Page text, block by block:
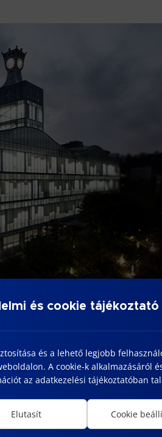
and
Other Scholarships 2024
Summer
of Uzbekistan
és cookie tájékoztató
és a lehető legjobb
A cookie-k alkalmazásáról
az adatkezelési tájékoztatóban
Elutasít Cookie